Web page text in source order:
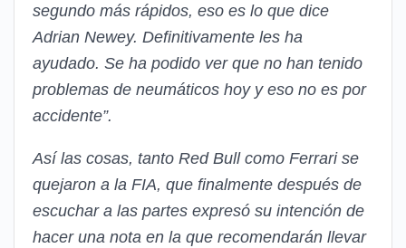
segundo más rápidos, eso es lo que dice
Adrian Newey. Definitivamente les ha
ayudado. Se ha podido ver que no han tenido
problemas de neumáticos hoy y eso no es por
accidente”.
Así las cosas, tanto Red Bull como Ferrari se
quejaron a la FIA, que finalmente después de
escuchar a las partes expresó su intención de
hacer una nota en la que recomendarán llevar